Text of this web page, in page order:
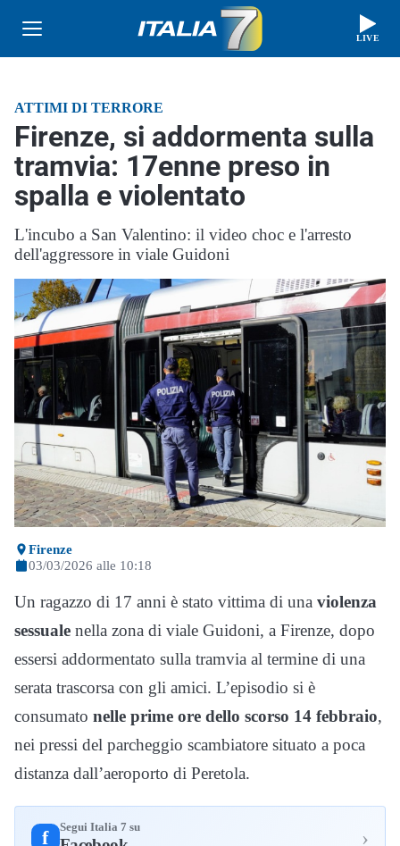
LIVE
ATTIMI DI TERRORE
Firenze, si addormenta sulla
tramvia: 17enne preso in
spalla e violentato
L'incubo a San Valentino: il video choc e l'arresto
dell'aggressore in viale Guidoni
Firenze
03/03/2026 alle 10:18
Un ragazzo di 17 anni è stato vittima di una violenza
sessuale nella zona di viale Guidoni, a Firenze, dopo
essersi addormentato sulla tramvia al termine di una
serata trascorsa con gli amici. L’episodio si è
consumato nelle prime ore dello scorso 14 febbraio,
nei pressi del parcheggio scambiatore situato a poca
distanza dall’aeroporto di Peretola.
f Segui Italia 7 su ›